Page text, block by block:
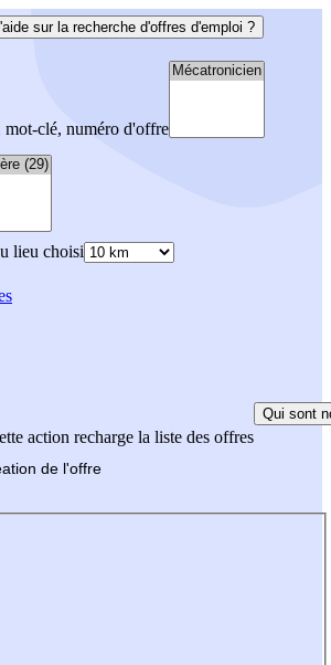
sur la recherche d'offres d'emploi ?
mot-clé, numéro d'offre
lieu choisi
action recharge la liste des offres
Qui sont
de l'offre